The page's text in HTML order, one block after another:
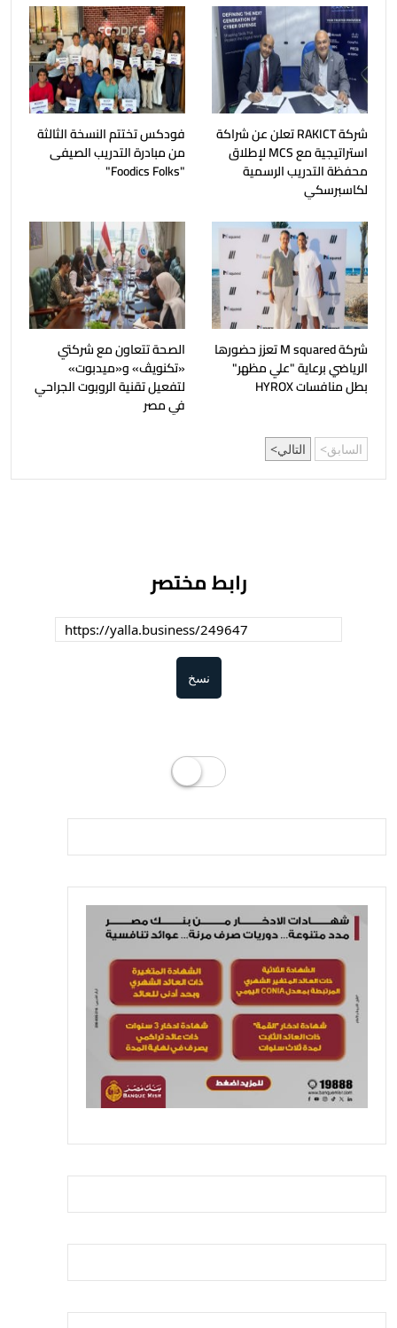
شركة RAKICT تعلن عن شراكة
استراتيجية مع MCS لإطلاق
محفظة التدريب الرسمية
لكاسبرسكي
فودكس تختتم النسخة الثالثة
من مبادرة التدريب الصيفى
"Foodics Folks"
شركة M squared تعزز حضورها
الرياضي برعاية "علي مظهر"
بطل منافسات HYROX
الصحة تتعاون مع شركتي
«تكنويڤ» و«ميدبوت»
لتفعيل تقنية الروبوت الجراحي
في مصر
السابق التالي
رابط مختصر
نسخ